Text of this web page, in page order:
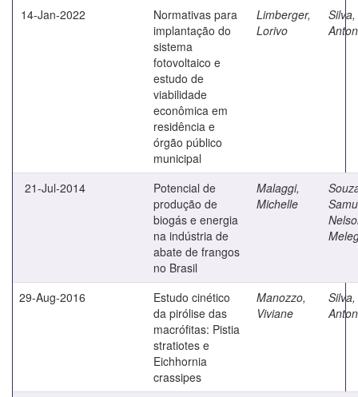
14-Jan-2022
Normativas para
implantação do
sistema
fotovoltaico e
estudo de
viabilidade
econômica em
residência e
órgão público
municipal
Limberger,
Lorivo
21-Jul-2014
Potencial de
produção de
biogás e energia
na indústria de
abate de frangos
no Brasil
Malaggi,
Michelle
29-Aug-2016
Estudo cinético
da pirólise das
macrófitas: Pistia
stratiotes e
Eichhornia
crassipes
Manozzo,
Viviane